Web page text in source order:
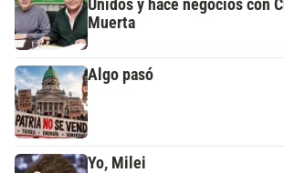
Unidos y hace negocios con
Muerta
Algo pasó
Yo, Milei